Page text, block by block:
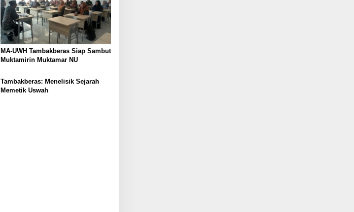
MA-UWH Tambakberas Siap Sambut
Muktamirin Muktamar NU
Tambakberas: Menelisik Sejarah
Memetik Uswah